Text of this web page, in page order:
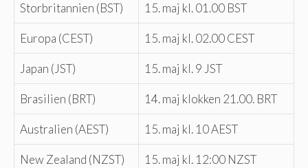
Storbritannien (BST) 15. maj kl. 01.00 BST
Europa (CEST) 15. maj kl. 02.00 CEST
Japan (JST) 15. maj kl. 9 JST
Brasilien (BRT) 14. maj klokken 21.00. BRT
Australien (AEST) 15. maj kl. 10 AEST
New Zealand (NZST) 15. maj kl. 12:00 NZST